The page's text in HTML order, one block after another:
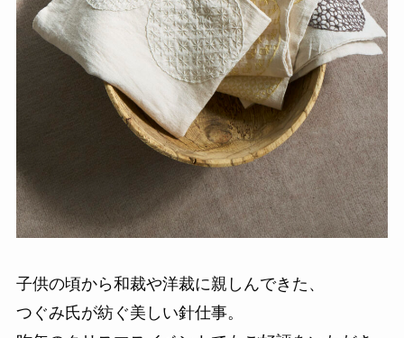
子供の頃から和裁や洋裁に親しんできた、
つぐみ氏が紡ぐ美しい針仕事。